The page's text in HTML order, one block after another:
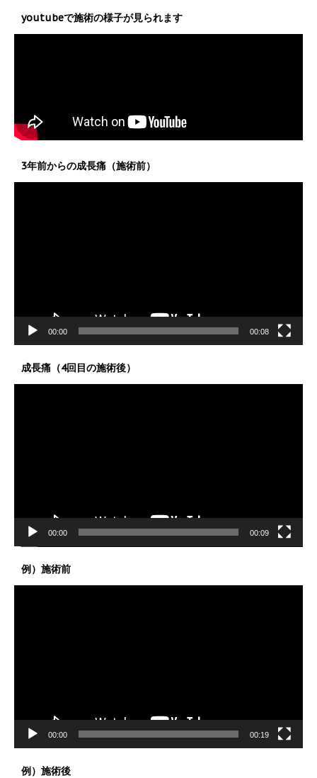
youtubeで施術の様子が見られます
3年前からの成長痛（施術前）
00:00 00:08
成長痛（4回目の施術後）
00:00 00:09
例）施術前
00:00 00:19
例）施術後